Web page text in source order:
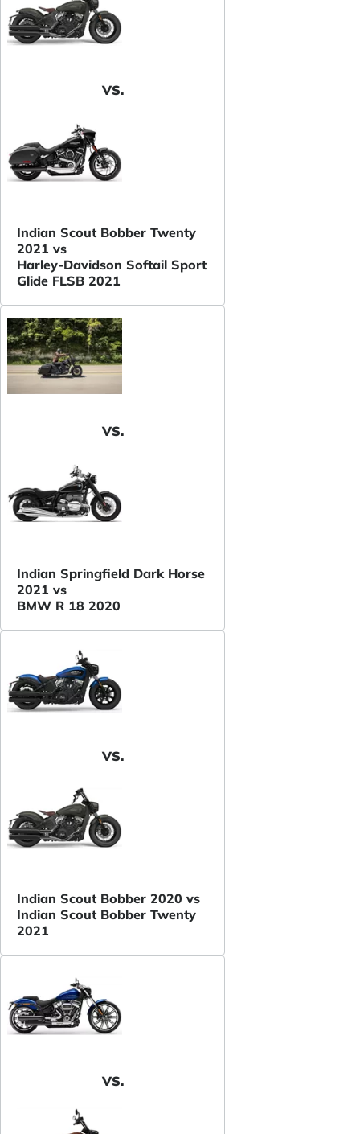
VS.
Indian Scout Bobber Twenty
2021 vs
Harley-Davidson Softail Sport
Glide FLSB 2021
VS.
Indian Springfield Dark Horse
2021 vs
BMW R 18 2020
VS.
Indian Scout Bobber 2020 vs
Indian Scout Bobber Twenty
2021
VS.